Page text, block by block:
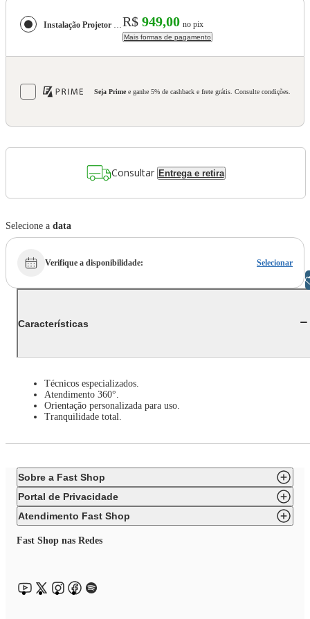
Instalação Projetor TetoR$ 949,00 no pix
Mais formas de pagamento
Seja Prime e ganhe 5% de cashback e frete grátis. Consulte condições.
Consultar Entrega e retira
Selecione a data
Verifique a disponibilidade: Selecionar
Características
Técnicos especializados.
Atendimento 360°.
Orientação personalizada para uso.
Tranquilidade total.
Sobre a Fast Shop
Portal de Privacidade
Atendimento Fast Shop
Fast Shop nas Redes